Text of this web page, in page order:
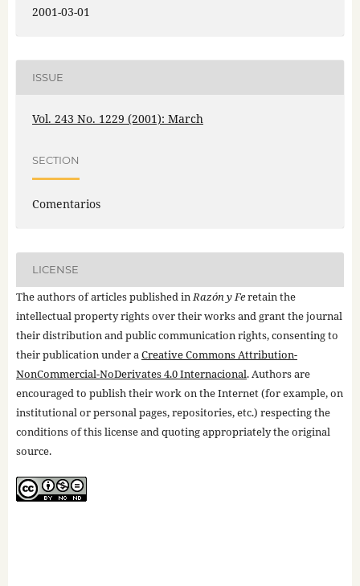
2001-03-01
ISSUE
Vol. 243 No. 1229 (2001): March
SECTION
Comentarios
LICENSE
The authors of articles published inRazón y Feretain the
intellectual property rights over their works and grant the journal
their distribution and public communication rights, consenting to
their publication under aCreative Commons Attribution-
NonCommercial-NoDerivates 4.0 Internacional. Authors are
encouraged to publish their work on the Internet (for example, on
institutional or personal pages, repositories, etc.) respecting the
conditions of this license and quoting appropriately the original
source.